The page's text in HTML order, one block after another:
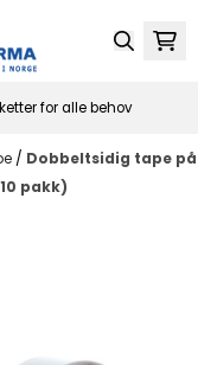
for alle behov
/ Dobbeltsidig tape på
pakk)